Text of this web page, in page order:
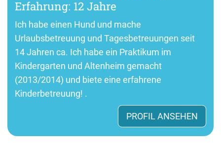
Erfahrung: 12 Jahre
Ich habe einen Hund und mache
Urlaubsbetreuung und Tagesbetreuungen seit
14 Jahren ca. Ich habe ein Praktikum im
Kindergarten und Altenheim gemacht
(2013/2014) und biete eine erfahrene
Kinderbetreuung! .
PROFIL ANSEHEN